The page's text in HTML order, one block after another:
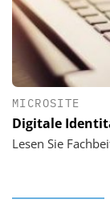
MICROSITE
Digitale
Lesen Sie